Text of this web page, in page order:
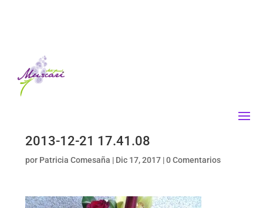
2013-12-21 17.41.08
por Patricia Comesaña | Dic 17, 2017|0 Comentarios